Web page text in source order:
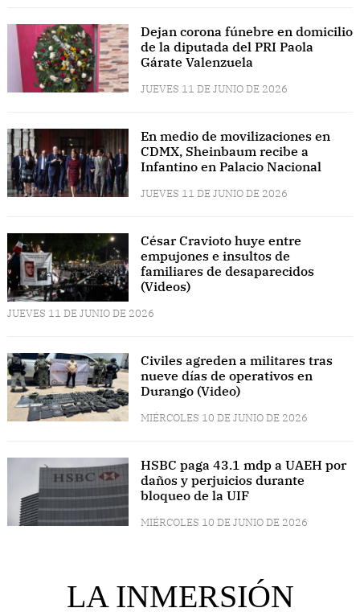
Dejan corona fúnebre en domicilio
de la diputada del PRI Paola
Gárate Valenzuela
JUEVES 11 DE JUNIO DE 2026
En medio de movilizaciones en
CDMX, Sheinbaum recibe a
Infantino en Palacio Nacional
JUEVES 11 DE JUNIO DE 2026
César Cravioto huye entre
empujones e insultos de
familiares de desaparecidos
(Videos)
JUEVES 11 DE JUNIO DE 2026
Civiles agreden a militares tras
nueve días de operativos en
Durango (Video)
MIÉRCOLES 10 DE JUNIO DE 2026
HSBC paga 43.1 mdp a UAEH por
daños y perjuicios durante
bloqueo de la UIF
MIÉRCOLES 10 DE JUNIO DE 2026
LA INMERSIÓN